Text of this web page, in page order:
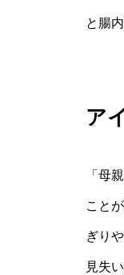
と腸
ア
「母
こと
ぎり
見失